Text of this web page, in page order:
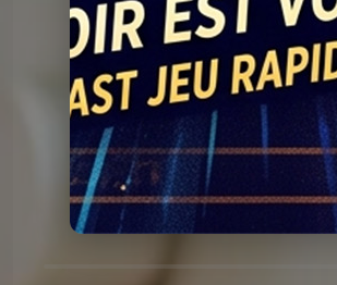
Question Graal Graal V2 - 87
Question Graal Graal V2 - 86
Question Graal Graal V2 - 85